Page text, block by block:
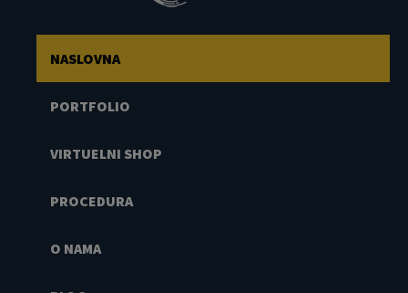
NASLOVNA
PORTFOLIO
VIRTUELNI SHOP
PROCEDURA
O NAMA